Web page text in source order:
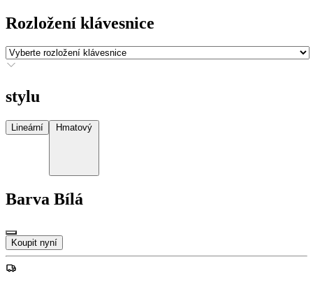
Rozložení klávesnice
stylu
Lineární Hmatový
Barva Bílá
Koupit nyní